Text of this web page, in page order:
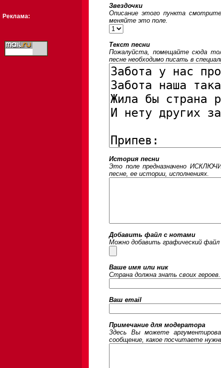
Реклама:
Звездочки
Описание этого пункта
меняйте это поле.
Текст песни
Пожалуйста, помещайте сюда
песне необходимо писать в
История песни
Это поле предназначено
песне, ее истории, исполнениях.
Добавить файл с нотами
Можно добавить графический
Ваше имя или ник
Страна должна знать своих
Ваш email
Примечание для модератора
Здесь Вы можете
сообщение, какое посчитаете